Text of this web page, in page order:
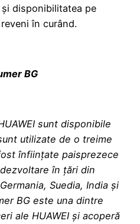
disponibilitatea pe
în curând.
BG
sunt disponibile
utilizate de o treime
înființate paisprezece
în țări din
Suedia, India și
BG este una dintre
ale HUAWEI și acoperă